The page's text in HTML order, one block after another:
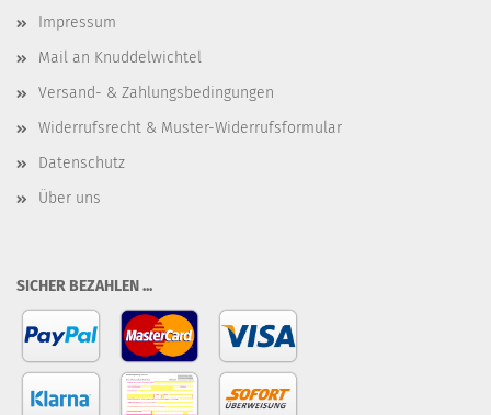
Impressum
Mail an Knuddelwichtel
Versand- & Zahlungsbedingungen
Widerrufsrecht & Muster-Widerrufsformular
Datenschutz
Über uns
SICHER BEZAHLEN ...